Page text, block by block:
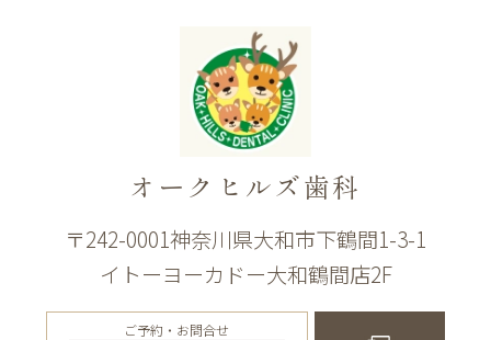
オークヒルズ歯科
〒242-0001神奈川県大和市下鶴間1-3-1
イトーヨーカドー大和鶴間店2F
ご予約・お問合せ